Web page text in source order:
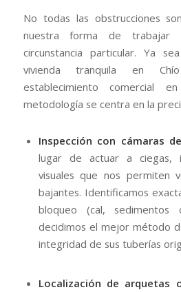
No todas las obstrucciones
nuestra forma de trabajar
circunstancia particular. Ya
vivienda tranquila en
establecimiento comercial
metodología se centra en la
Inspección con cámaras
lugar de actuar a ciegas,
visuales que nos permiten
bajantes. Identificamos
bloqueo (cal,
decidimos el mejor método
integridad de sus tuberías
Localización de arquetas